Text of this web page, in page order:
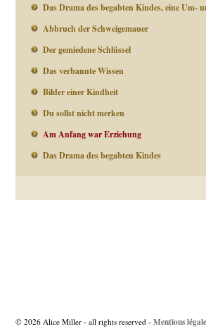
Das Drama des begabten Kindes, eine Um-
Abbruch der Schweigemauer
Der gemiedene Schlüssel
Das verbannte Wissen
Bilder einer Kindheit
Du sollst nicht merken
Am Anfang war Erziehung
Das Drama des begabten Kindes
© 2026 Alice Miller - all rights reserved -Mentions